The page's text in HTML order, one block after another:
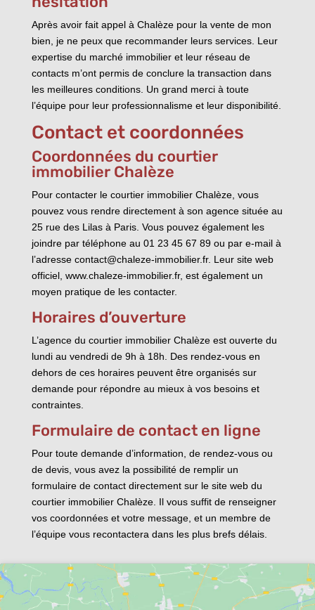
Après avoir fait appel à Chalèze pour la vente de mon
bien, je ne peux que recommander leurs services. Leur
expertise du marché immobilier et leur réseau de
contacts m’ont permis de conclure la transaction dans
les meilleures conditions. Un grand merci à toute
l’équipe pour leur professionnalisme et leur disponibilité.
Contact et coordonnées
Coordonnées du courtier
immobilier Chalèze
Pour contacter le courtier immobilier Chalèze, vous
pouvez vous rendre directement à son agence située au
25 rue des Lilas à Paris. Vous pouvez également les
joindre par téléphone au 01 23 45 67 89 ou par e-mail à
l’adresse contact@chaleze-immobilier.fr. Leur site web
officiel, www.chaleze-immobilier.fr, est également un
moyen pratique de les contacter.
Horaires d’ouverture
L’agence du courtier immobilier Chalèze est ouverte du
lundi au vendredi de 9h à 18h. Des rendez-vous en
dehors de ces horaires peuvent être organisés sur
demande pour répondre au mieux à vos besoins et
contraintes.
Formulaire de contact en ligne
Pour toute demande d’information, de rendez-vous ou
de devis, vous avez la possibilité de remplir un
formulaire de contact directement sur le site web du
courtier immobilier Chalèze. Il vous suffit de renseigner
vos coordonnées et votre message, et un membre de
l’équipe vous recontactera dans les plus brefs délais.